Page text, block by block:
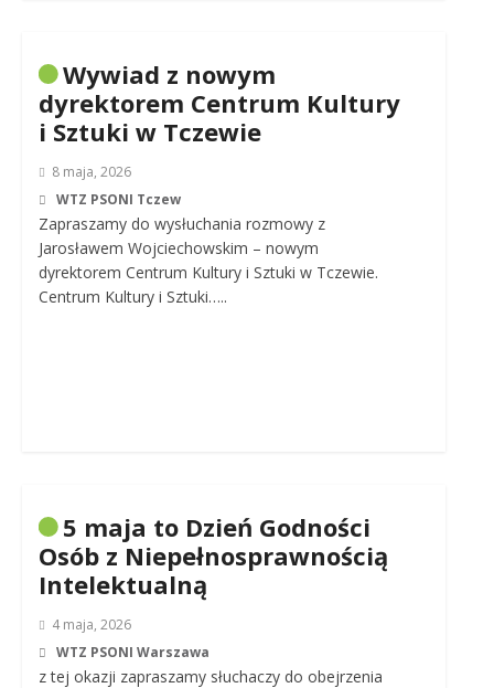
Wywiad z nowym
dyrektorem Centrum Kultury
i Sztuki w Tczewie
8 maja, 2026
WTZ PSONI Tczew
Zapraszamy do wysłuchania rozmowy z
Jarosławem Wojciechowskim – nowym
dyrektorem Centrum Kultury i Sztuki w Tczewie.
Centrum Kultury i Sztuki…..
5 maja to Dzień Godności
Osób z Niepełnosprawnością
Intelektualną
4 maja, 2026
WTZ PSONI Warszawa
z tej okazji zapraszamy słuchaczy do obejrzenia